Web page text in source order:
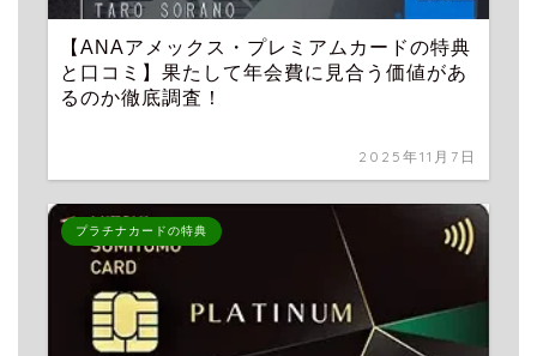
【ANAアメックス・プレミアムカードの特典
と口コミ】果たして年会費に見合う価値があ
るのか徹底調査！
2025年11月7日
プラチナカードの特典